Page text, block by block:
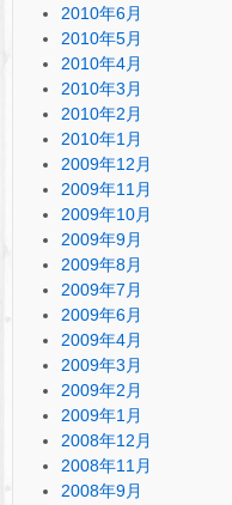
2010年6月
2010年5月
2010年4月
2010年3月
2010年2月
2010年1月
2009年12月
2009年11月
2009年10月
2009年9月
2009年8月
2009年7月
2009年6月
2009年4月
2009年3月
2009年2月
2009年1月
2008年12月
2008年11月
2008年9月